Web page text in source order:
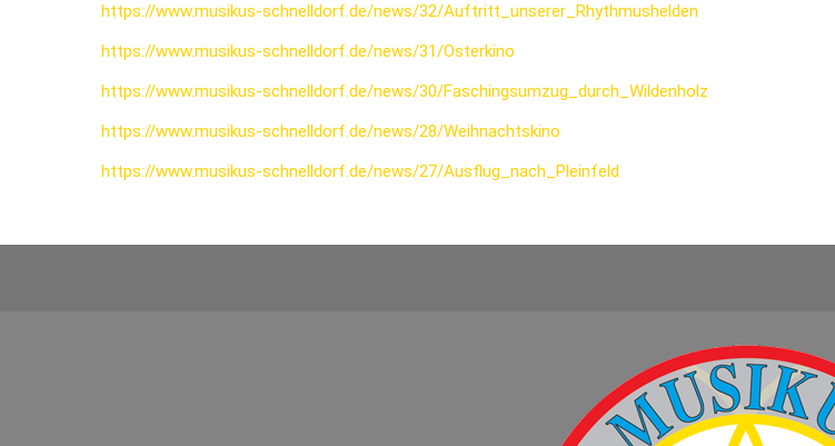
https://www.musikus-schnelldorf.de/news/32/Auftritt_unserer_Rhythmushelden
https://www.musikus-schnelldorf.de/news/31/Osterkino
https://www.musikus-schnelldorf.de/news/30/Faschingsumzug_durch_Wildenholz
https://www.musikus-schnelldorf.de/news/28/Weihnachtskino
https://www.musikus-schnelldorf.de/news/27/Ausflug_nach_Pleinfeld